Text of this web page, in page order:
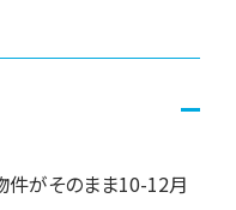
件がそのまま10-12月